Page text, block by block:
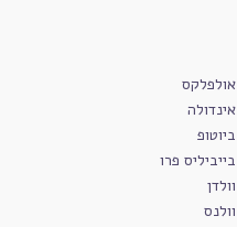
אולפלקס
אינדולה
ביוטופ
בייביליס פרו
וולדן
וולנס